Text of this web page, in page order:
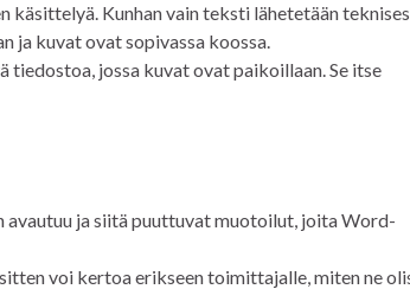
Kunhan vain teksti lähetetään
ja kuvat ovat sopivassa koossa.
tiedostoa, jossa kuvat ovat paikoillaan. Se itse
avautuu ja siitä puuttuvat muotoilut, joita Word-
voi kertoa erikseen toimittajalle, miten ne